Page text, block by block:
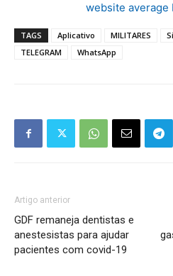
website average
TAGS Aplicativo MILITARES
TELEGRAM
WhatsApp
Artigo anterior
GDF remaneja dentistas e
anestesistas para ajudar
pacientes com covid-19